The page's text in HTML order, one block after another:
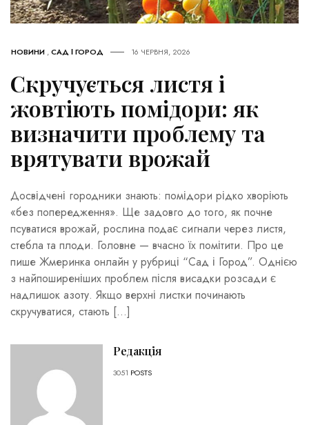
НОВИНИ ,САД І ГОРОД 16 ЧЕРВНЯ, 2026
Скручується листя і
жовтіють помідори: як
визначити проблему та
врятувати врожай
Досвідчені городники знають: помідори рідко хворіють
«без попередження». Ще задовго до того, як почне
псуватися врожай, рослина подає сигнали через листя,
стебла та плоди. Головне — вчасно їх помітити. Про це
пише Жмеринка онлайн у рубриці “Сад і Город”. Однією
з найпоширеніших проблем після висадки розсади є
надлишок азоту. Якщо верхні листки починають
скручуватися, стають […]
Редакція
3051 POSTS